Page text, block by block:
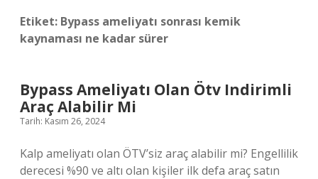
Etiket: Bypass ameliyatı sonrası kemik
kaynaması ne kadar sürer
Bypass Ameliyatı Olan Ötv Indirimli
Araç Alabilir Mi
Tarih: Kasım 26, 2024
Kalp ameliyatı olan ÖTV’siz araç alabilir mi? Engellilik
derecesi %90 ve altı olan kişiler ilk defa araç satın